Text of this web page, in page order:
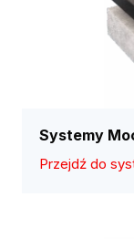
Systemy
Przejdź do